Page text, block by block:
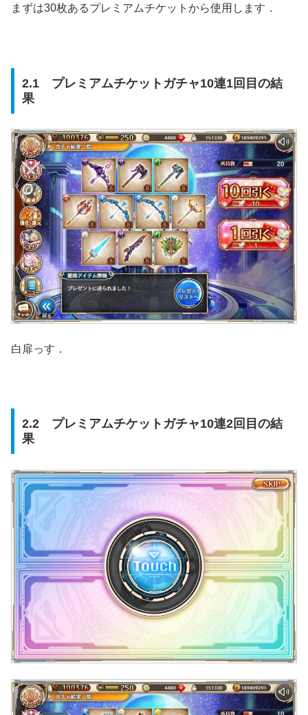
まずは30枚あるプレミアムチケットから使用します．
2.1 プレミアムチケットガチャ10連1回目の結
果
白扉っす．
2.2 プレミアムチケットガチャ10連2回目の結
果